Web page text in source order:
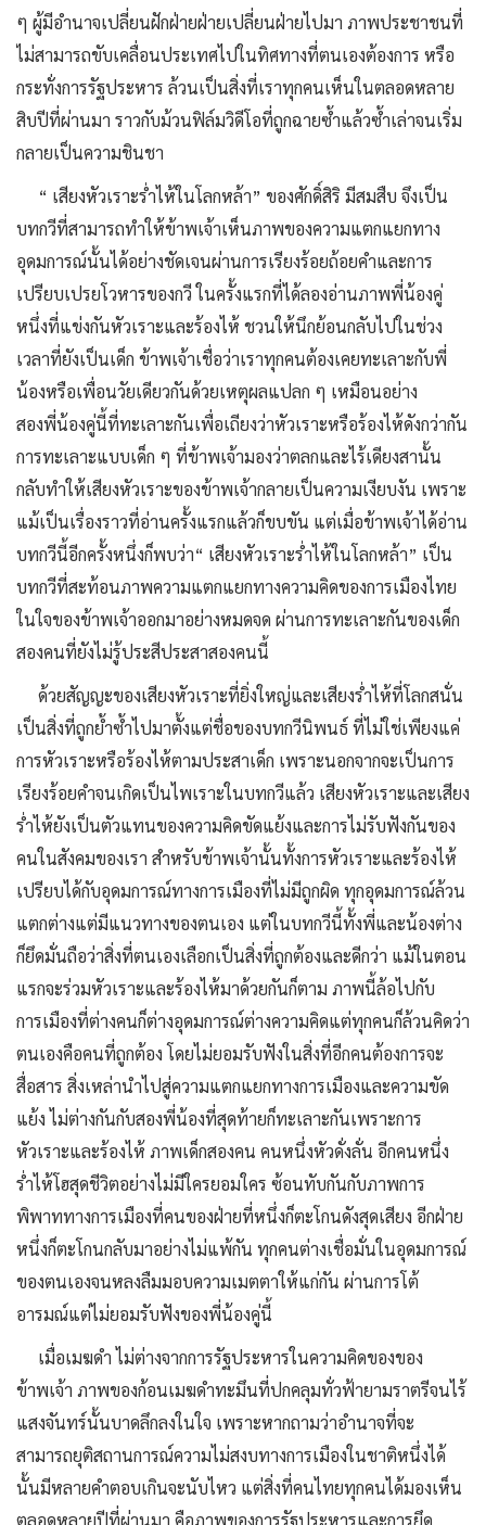
ๆ ผู้มีอำนาจเปลี่ยนฝักฝ่ายฝ่ายเปลี่ยนฝ่ายไปมา ภาพประชาชนที่
ไม่สามารถขับเคลื่อนประเทศไปในทิศทางที่ตนเองต้องการ หรือ
กระทั่งการรัฐประหาร ล้วนเป็นสิ่งที่เราทุกคนเห็นในตลอดหลาย
สิบปีที่ผ่านมา ราวกับม้วนฟิล์มวิดีโอที่ถูกฉายซ้ำแล้วซ้ำเล่าจนเริ่ม
กลายเป็นความชินชา
“ เสียงหัวเราะร่ำไห้ในโลกหล้า” ของศักดิ์สิริ มีสมสืบ จึงเป็น
บทกวีที่สามารถทำให้ข้าพเจ้าเห็นภาพของความแตกแยกทาง
อุดมการณ์นั้นได้อย่างชัดเจนผ่านการเรียงร้อยถ้อยคำและการ
เปรียบเปรยโวหารของกวี ในครั้งแรกที่ได้ลองอ่านภาพพี่น้องคู่
หนึ่งที่แข่งกันหัวเราะและร้องไห้ ชวนให้นึกย้อนกลับไปในช่วง
เวลาที่ยังเป็นเด็ก ข้าพเจ้าเชื่อว่าเราทุกคนต้องเคยทะเลาะกับพี่
น้องหรือเพื่อนวัยเดียวกันด้วยเหตุผลแปลก ๆ เหมือนอย่าง
สองพี่น้องคู่นี้ที่ทะเลาะกันเพื่อเถียงว่าหัวเราะหรือร้องไห้ดังกว่ากัน
การทะเลาะแบบเด็ก ๆ ที่ข้าพเจ้ามองว่าตลกและไร้เดียงสานั้น
กลับทำให้เสียงหัวเราะของข้าพเจ้ากลายเป็นความเงียบงัน เพราะ
แม้เป็นเรื่องราวที่อ่านครั้งแรกแล้วก็ขบขัน แต่เมื่อข้าพเจ้าได้อ่าน
บทกวีนี้อีกครั้งหนึ่งก็พบว่า“ เสียงหัวเราะร่ำไห้ในโลกหล้า” เป็น
บทกวีที่สะท้อนภาพความแตกแยกทางความคิดของการเมืองไทย
ในใจของข้าพเจ้าออกมาอย่างหมดจด ผ่านการทะเลาะกันของเด็ก
สองคนที่ยังไม่รู้ประสีประสาสองคนนี้
ด้วยสัญญะของเสียงหัวเราะที่ยิ่งใหญ่และเสียงร่ำไห้ที่โลกสนั่น
เป็นสิ่งที่ถูกย้ำซ้ำไปมาตั้งแต่ชื่อของบทกวีนิพนธ์ ที่ไม่ใช่เพียงแค่
การหัวเราะหรือร้องไห้ตามประสาเด็ก เพราะนอกจากจะเป็นการ
เรียงร้อยคำจนเกิดเป็นไพเราะในบทกวีแล้ว เสียงหัวเราะและเสียง
ร่ำไห้ยังเป็นตัวแทนของความคิดขัดแย้งและการไม่รับฟังกันของ
คนในสังคมของเรา สำหรับข้าพเจ้านั้นทั้งการหัวเราะและร้องไห้
เปรียบได้กับอุดมการณ์ทางการเมืองที่ไม่มีถูกผิด ทุกอุดมการณ์ล้วน
แตกต่างแต่มีแนวทางของตนเอง แต่ในบทกวีนี้ทั้งพี่และน้องต่าง
ก็ยึดมั่นถือว่าสิ่งที่ตนเองเลือกเป็นสิ่งที่ถูกต้องและดีกว่า แม้ในตอน
แรกจะร่วมหัวเราะและร้องไห้มาด้วยกันก็ตาม ภาพนี้ล้อไปกับ
การเมืองที่ต่างคนก็ต่างอุดมการณ์ต่างความคิดแต่ทุกคนก็ล้วนคิดว่า
ตนเองคือคนที่ถูกต้อง โดยไม่ยอมรับฟังในสิ่งที่อีกคนต้องการจะ
สื่อสาร สิ่งเหล่านำไปสู่ความแตกแยกทางการเมืองและความขัด
แย้ง ไม่ต่างกันกับสองพี่น้องที่สุดท้ายก็ทะเลาะกันเพราะการ
หัวเราะและร้องไห้ ภาพเด็กสองคน คนหนึ่งหัวดั่งลั่น อีกคนหนึ่ง
ร่ำไห้โฮสุดชีวิตอย่างไม่มีใครยอมใคร ซ้อนทับกันกับภาพการ
พิพาททางการเมืองที่คนของฝ่ายที่หนึ่งก็ตะโกนดังสุดเสียง อีกฝ่าย
หนึ่งก็ตะโกนกลับมาอย่างไม่แพ้กัน ทุกคนต่างเชื่อมั่นในอุดมการณ์
ของตนเองจนหลงลืมมอบความเมตตาให้แก่กัน ผ่านการโต้
อารมณ์แต่ไม่ยอมรับฟังของพี่น้องคู่นี้
เมื่อเมฆดำ ไม่ต่างจากการรัฐประหารในความคิดของของ
ข้าพเจ้า ภาพของก้อนเมฆดำทะมึนที่ปกคลุมทั่วฟ้ายามราตรีจนไร้
แสงจันทร์นั้นบาดลึกลงในใจ เพราะหากถามว่าอำนาจที่จะ
สามารถยุติสถานการณ์ความไม่สงบทางการเมืองในชาติหนึ่งได้
นั้นมีหลายคำตอบเกินจะนับไหว แต่สิ่งที่คนไทยทุกคนได้มองเห็น
ตลอดหลายปีที่ผ่านมา คือภาพของการรัฐประหารและการยึด